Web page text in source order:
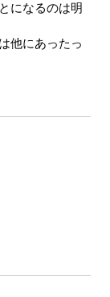
になるのは明
他にあったっ